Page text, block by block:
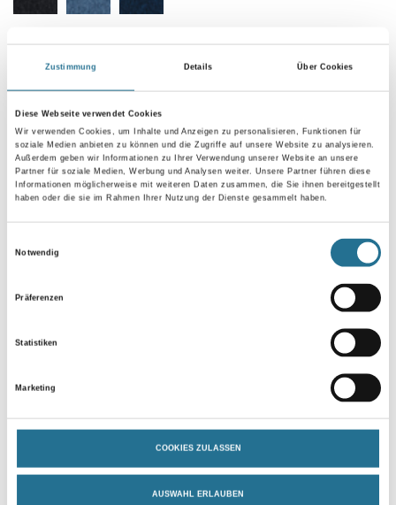
Zustimmung Details Über Cookies
Diese Webseite verwendet Cookies
Wir verwenden Cookies, um Inhalte und Anzeigen zu personalisieren, Funktionen für
soziale Medien anbieten zu können und die Zugriffe auf unsere Website zu analysieren.
Außerdem geben wir Informationen zu Ihrer Verwendung unserer Website an unsere
Partner für soziale Medien, Werbung und Analysen weiter. Unsere Partner führen diese
Informationen möglicherweise mit weiteren Daten zusammen, die Sie ihnen bereitgestellt
haben oder die sie im Rahmen Ihrer Nutzung der Dienste gesammelt haben.
Notwendig
Präferenzen
Statistiken
Marketing
COOKIES ZULASSEN
AUSWAHL ERLAUBEN
Farbtonbezeichnung
Verarbeitung Bodenbelag
Länge in centimeter
Breite in centimeter
Umrechnungsfaktoren